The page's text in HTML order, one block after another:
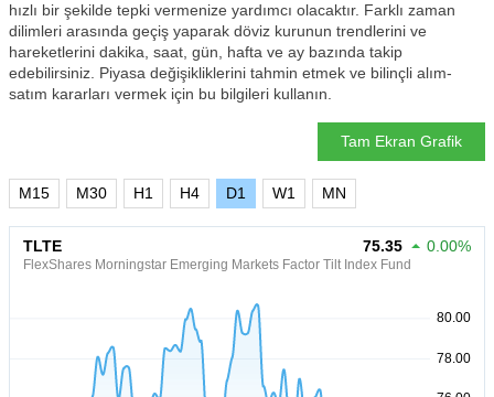
hızlı bir şekilde tepki vermenize yardımcı olacaktır. Farklı zaman
dilimleri arasında geçiş yaparak döviz kurunun trendlerini ve
hareketlerini dakika, saat, gün, hafta ve ay bazında takip
edebilirsiniz. Piyasa değişikliklerini tahmin etmek ve bilinçli alım-
satım kararları vermek için bu bilgileri kullanın.
Tam Ekran Grafik
M15 M30 H1 H4 D1 W1 MN
TLTE
FlexShares Morningstar Emerging Markets Factor Tilt Index Fund
75.35 0.00%